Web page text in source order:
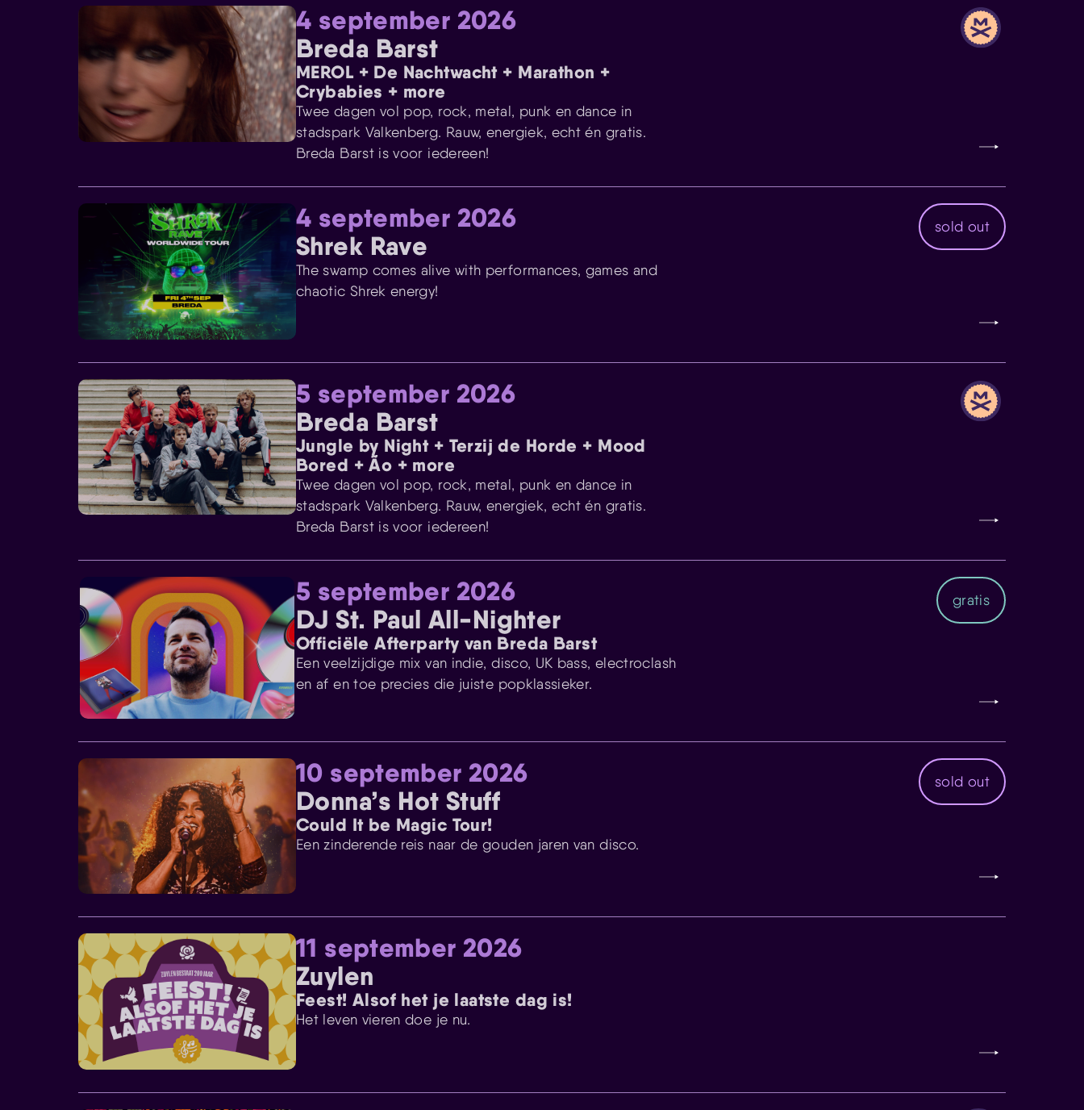
4 september 2026
Breda Barst
MEROL + De Nachtwacht + Marathon +
Crybabies + more
Twee dagen vol pop, rock, metal, punk en dance in
stadspark Valkenberg. Rauw, energiek, echt én gratis.
Breda Barst is voor iedereen!
4 september 2026
Shrek Rave
The swamp comes alive with performances, games and
chaotic Shrek energy!
sold out
5 september 2026
Breda Barst
Jungle by Night + Terzij de Horde + Mood
Bored + Ão + more
Twee dagen vol pop, rock, metal, punk en dance in
stadspark Valkenberg. Rauw, energiek, echt én gratis.
Breda Barst is voor iedereen!
5 september 2026
DJ St. Paul All-Nighter
Officiële Afterparty van Breda Barst
Een veelzijdige mix van indie, disco, UK bass, electroclash
en af en toe precies die juiste popklassieker.
gratis
10 september 2026
Donna’s Hot Stuff
Could It be Magic Tour!
Een zinderende reis naar de gouden jaren van disco.
sold out
11 september 2026
Zuylen
Feest! Alsof het je laatste dag is!
Het leven vieren doe je nu.